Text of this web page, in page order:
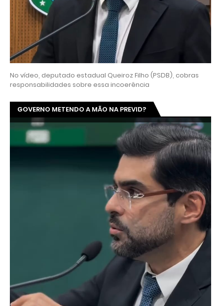
No vídeo, deputado estadual Queiroz Filho (PSDB), cobras
responsabilidades sobre essa incoerência
GOVERNO METENDO A MÃO NA PREVID?